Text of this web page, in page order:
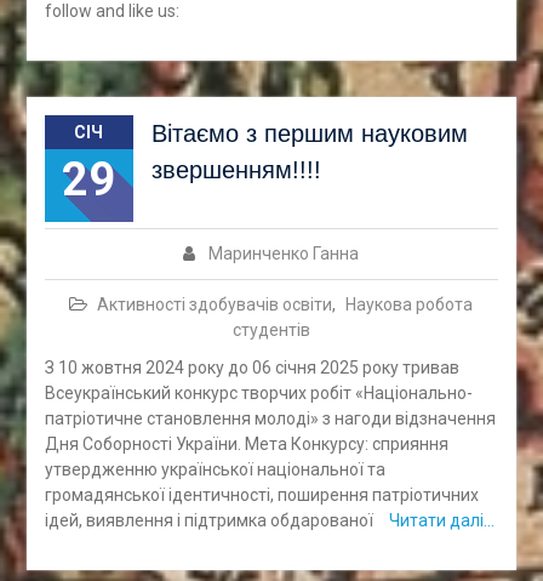
follow and like us:
СІЧ
29
Вітаємо з першим науковим
звершенням!!!!
Маринченко Ганна
Активності здобувачів освіти,
Наукова робота
студентів
З 10 жовтня 2024 року до 06 січня 2025 року тривав
Всеукраїнський конкурс творчих робіт «Національно-
патріотичне становлення молоді» з нагоди відзначення
Дня Соборності України. Мета Конкурсу: сприяння
утвердженню української національної та
громадянської ідентичності, поширення патріотичних
ідей, виявлення і підтримка обдарованої
Читати далі…